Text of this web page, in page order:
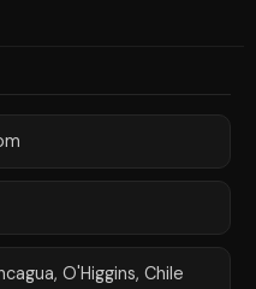
O'Higgins, Chile